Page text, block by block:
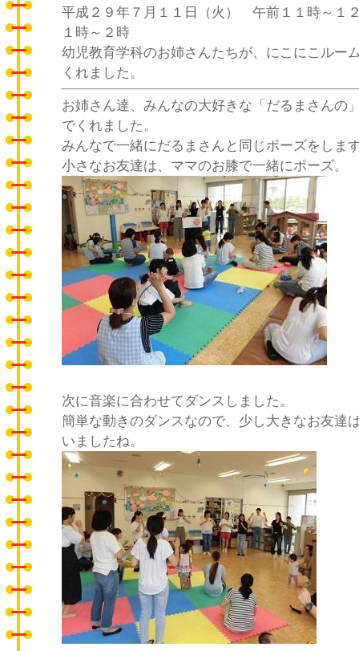
平成２９年７月１１日（火） 午前１１時～
１時～２時
幼児教育学科のお姉さんたちが、にこにこルー
くれました。
お姉さん達、みんなの大好きな「だるまさんの
でくれました。
みんなで一緒にだるまさんと同じポーズをしま
小さなお友達は、ママのお膝で一緒にポーズ
次に音楽に合わせてダンスしました。
簡単な動きのダンスなので、少し大きなお友達
いましたね。